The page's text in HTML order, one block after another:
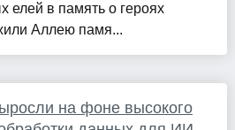
елей в память о героях
Аллею памя...
на фоне высокого